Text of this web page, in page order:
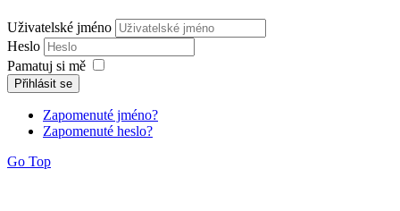
Uživatelské jméno
Heslo
Pamatuj si mě
Přihlásit se
Zapomenuté jméno?
Zapomenuté heslo?
Go Top